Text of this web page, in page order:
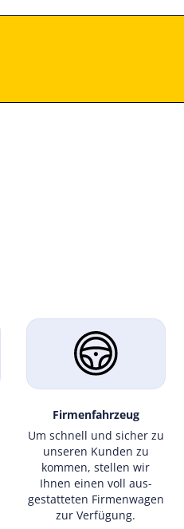
Firmenfahrzeug
Um schnell und sicher zu
unseren Kunden zu
kommen, stellen wir
Ihnen einen voll aus­
gestat­teten Firmen­wagen
zur Verfügung.